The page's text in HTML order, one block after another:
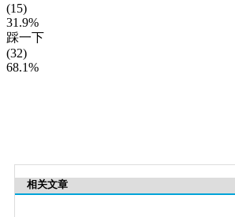
(15)
31.9%
踩一下
(32)
68.1%
相关文章